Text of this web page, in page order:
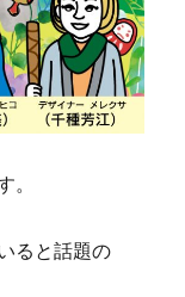
。
ると話題の